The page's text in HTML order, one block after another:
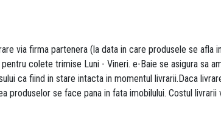
via firma partenera (la data in care produsele se
colete trimise Luni - Vineri. e-Baie se asigura sa
ca fiind in stare intacta in momentul livrarii.Daca
se face pana in fata imobilului. Costul